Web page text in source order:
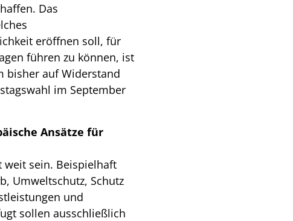
Das
eröffnen soll, für
führen zu können, ist
bisher auf Widerstand
im September
Ansätze für
weit sein. Beispielhaft
Umweltschutz, Schutz
und
sollen ausschließlich